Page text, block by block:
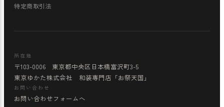
特定商取引法
所在地
〒103-0006 東京都中央区日本橋富沢町3-5
東京ゆかた株式会社 和装専門店「お祭天国」
お問い合わせ
お問い合わせフォームへ